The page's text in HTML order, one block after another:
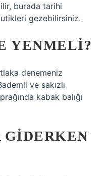
burada tarihi
gezebilirsiniz.
YENMELI?
denemeniz
ve sakızlı
kabak balığı
GIDERKEN